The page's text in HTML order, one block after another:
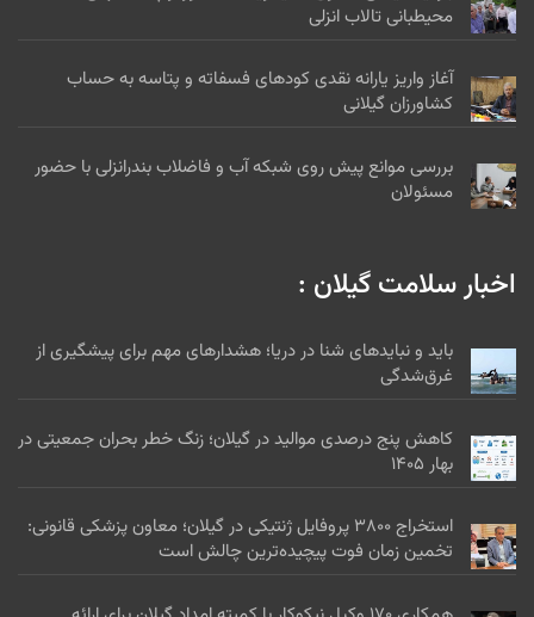
محیطبانی تالاب انزلی
آغاز واریز یارانه نقدی کودهای فسفاته و پتاسه به حساب
کشاورزان گیلانی
بررسی موانع پیش روی شبکه آب و فاضلاب بندرانزلی با حضور
مسئولان
اخبار سلامت گیلان :
باید و نبایدهای شنا در دریا؛ هشدارهای مهم برای پیشگیری از
غرق‌شدگی
کاهش پنج درصدی موالید در گیلان؛ زنگ خطر بحران جمعیتی در
بهار ۱۴۰۵
استخراج ۳۸۰۰ پروفایل ژنتیکی در گیلان؛ معاون پزشکی قانونی:
تخمین زمان فوت پیچیده‌ترین چالش است